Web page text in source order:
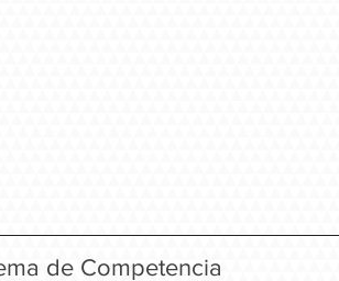
de Competencia